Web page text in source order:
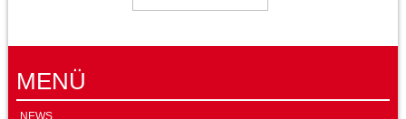
MENÜ
NEWS